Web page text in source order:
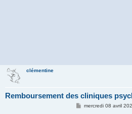
clémentine
Remboursement des cliniques
Mmercredi 08 avril